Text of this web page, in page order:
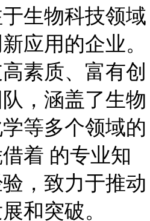
生物科技领域
应用的企业。
素质、富有创
，涵盖了生物
等多个领域的
着 的专业知
，致力于推动
和突破。